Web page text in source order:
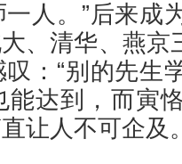
人。”后来成
、清华、燕京
：“别的先生
能达到，而寅
让人不可企及